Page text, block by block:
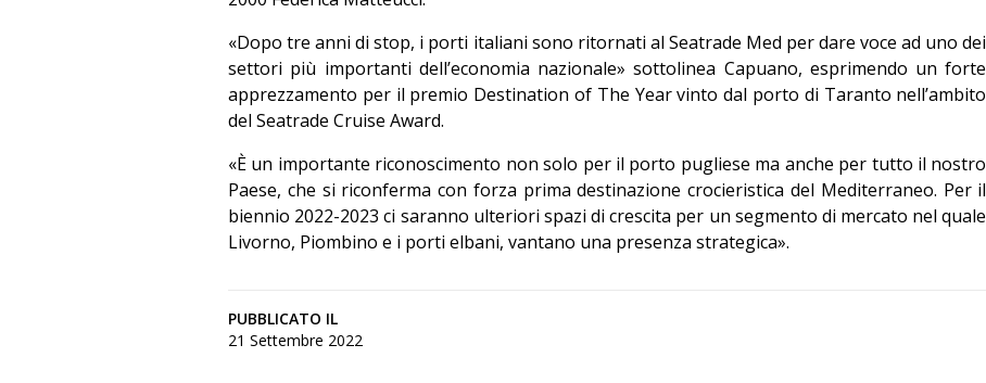
«Dopo tre anni di stop, i porti italiani sono ritornati al Seatrade Med per dare voce ad uno dei
settori più importanti dell’economia nazionale» sottolinea Capuano, esprimendo un forte
apprezzamento per il premio Destination of The Year vinto dal porto di Taranto nell’ambito
del Seatrade Cruise Award.
«È un importante riconoscimento non solo per il porto pugliese ma anche per tutto il nostro
Paese, che si riconferma con forza prima destinazione crocieristica del Mediterraneo. Per il
biennio 2022-2023 ci saranno ulteriori spazi di crescita per un segmento di mercato nel quale
Livorno, Piombino e i porti elbani, vantano una presenza strategica».
PUBBLICATO IL
21 Settembre 2022